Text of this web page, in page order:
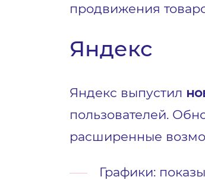
продвижения
Яндекс
Яндекс выпустил
пользователей.
расширенные
Графики: